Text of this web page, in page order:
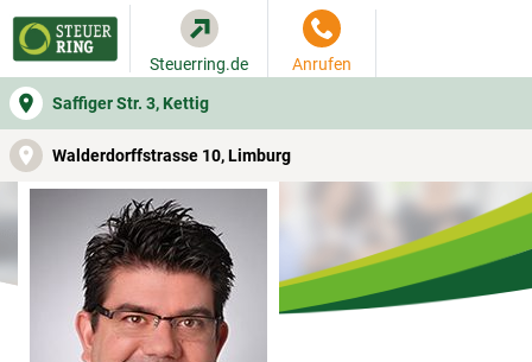
Saffiger Str. 3, Kettig
Walderdorffstrasse 10, Limburg
Steuerring.de Anrufen
WER SIE BERÄT BEITRAGSRECHNER